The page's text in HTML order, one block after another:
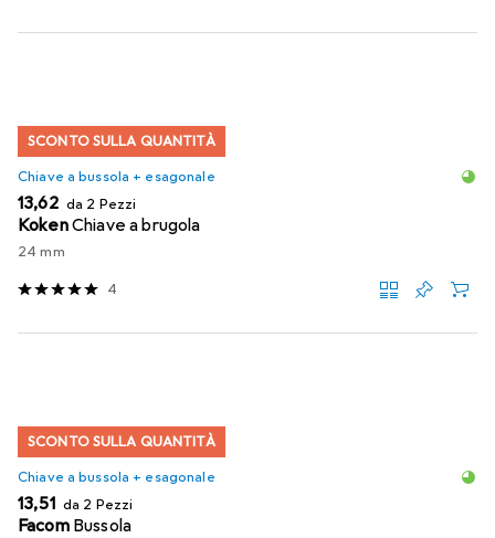
SCONTO SULLA QUANTITÀ
Chiave a bussola + esagonale
EUR
13,62 da 2 Pezzi
KokenChiave a brugola
24 mm
4
SCONTO SULLA QUANTITÀ
Chiave a bussola + esagonale
EUR
13,51 da 2 Pezzi
Facom Bussola